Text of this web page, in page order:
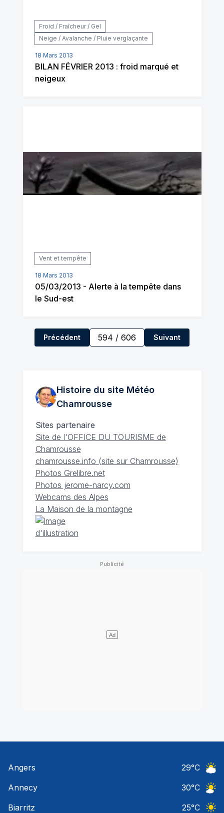
Froid / Fraîcheur / Gel
Neige / Avalanche / Pluie verglaçante
18 Mars 2013
BILAN FÉVRIER 2013 : froid marqué et
neigeux
Vent et tempête
18 Mars 2013
05/03/2013 - Alerte à la tempête dans
le Sud-est
Précédent 594 / 606 Suivant
Histoire du site Météo
Chamrousse
Sites partenaire
Site de l'OFFICE DU TOURISME de
Chamrousse
chamrousse.info (site sur Chamrousse)
Photos Grelibre.net
Photos jerome-narcy.com
Webcams des Alpes
La Maison de la montagne
Angers 29°C
Annecy
30°C
Biarritz
25°C